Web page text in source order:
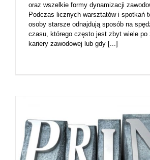
oraz wszelkie formy dynamizacji
Podczas licznych warsztatów i spotkań
osoby starsze odnajdują sposób na
czasu, którego często jest zbyt wiele po
kariery zawodowej lub gdy [...]